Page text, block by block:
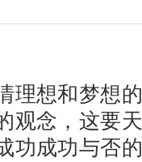
想和梦想的
观念，这要
功成功与否